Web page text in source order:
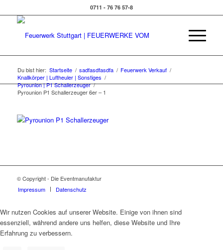
0711 - 76 76 57-8
Du bist hier: Startseite / sadfasdfasdfa / Feuerwerk Verkauf /
Knallkörper | Luftheuler | Sonstiges /
Pyrounion | P1 Schallerzeuger /
Pyrounion P1 Schallerzeuger 6er – 1
© Copyright - Die Eventmanufaktur
Impressum
Datenschutz
Wir nutzen Cookies auf unserer Website. Einige von ihnen sind
essenziell, während andere uns helfen, diese Website und Ihre
Erfahrung zu verbessern.